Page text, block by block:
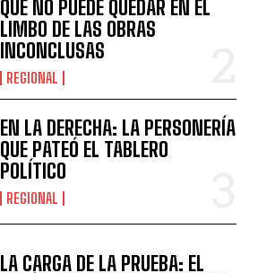
QUE NO PUEDE QUEDAR EN EL
LIMBO DE LAS OBRAS
INCONCLUSAS
REGIONAL
EN LA DERECHA: LA PERSONERÍA
QUE PATEÓ EL TABLERO
POLÍTICO
REGIONAL
LA CARGA DE LA PRUEBA: EL